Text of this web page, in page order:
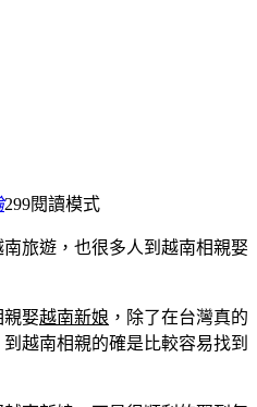
299閱讀模式
旅遊，也很多人到越南相親娶
親娶越南新娘 ，除了在台灣真的
越南相親的確是比較容易找到